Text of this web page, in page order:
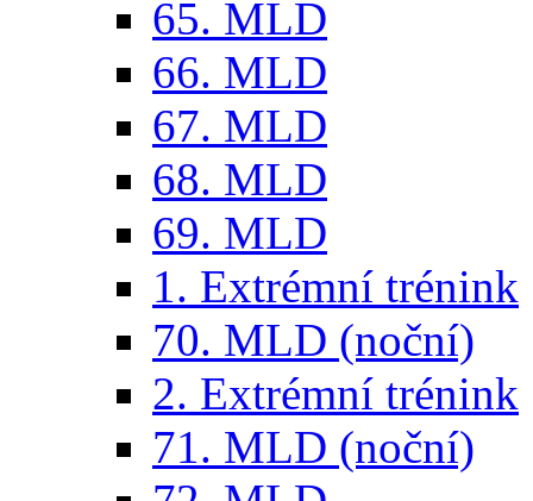
65. MLD
66. MLD
67. MLD
68. MLD
69. MLD
1. Extrémní trénink
70. MLD (noční)
2. Extrémní trénink
71. MLD (noční)